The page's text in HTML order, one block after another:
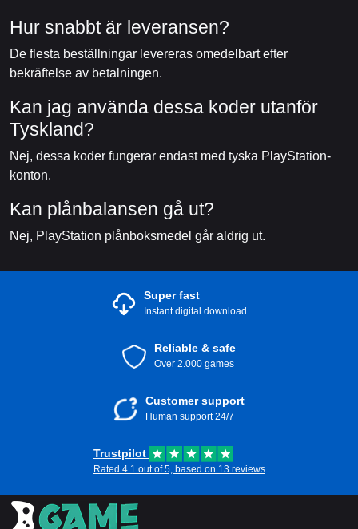
Hur snabbt är leveransen?
De flesta beställningar levereras omedelbart efter
bekräftelse av betalningen.
Kan jag använda dessa koder utanför
Tyskland?
Nej, dessa koder fungerar endast med tyska PlayStation-
konton.
Kan plånbalansen gå ut?
Nej, PlayStation plånboksmedel går aldrig ut.
Super fast
Instant digital download
Reliable & safe
Over 2.000 games
Customer support
Human support 24/7
Trustpilot
Rated 4.1 out of 5, based on 13 reviews